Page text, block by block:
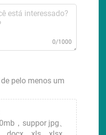
0/1000
pelo menos um
，suppor jpg、